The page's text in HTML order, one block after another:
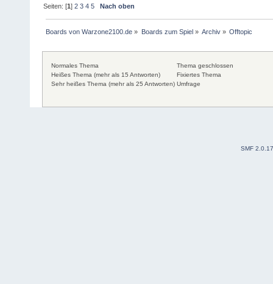
Seiten: [1]2 3 4 5 Nach oben
Boards von Warzone2100.de » Boards zum Spiel» Archiv» Offtopic
Normales Thema
Heißes Thema (mehr als 15 Antworten)
Sehr heißes Thema (mehr als 25 Antworten)
Thema geschlossen
Fixiertes Thema
Umfrage
SMF 2.0.17